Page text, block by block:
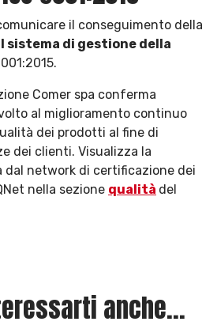
il conseguimento della
sistema di gestione della
Comer spa conferma
al miglioramento continuo
dei prodotti al fine di
dei clienti. Visualizza la
network di certificazione dei
nella sezione qualità del
anche...